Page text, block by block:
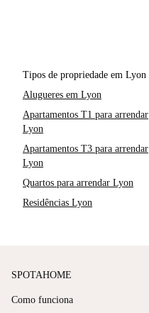
Tipos de propriedade em Lyon
Alugueres em Lyon
Apartamentos T1 para arrendar
Lyon
Apartamentos T3 para arrendar
Lyon
Quartos para arrendar Lyon
Residências Lyon
SPOTAHOME
Como funciona